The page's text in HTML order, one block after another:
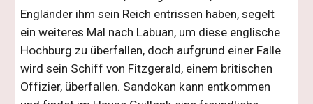
Engländer ihm sein Reich entrissen haben, segelt
ein weiteres Mal nach Labuan, um diese englische
Hochburg zu überfallen, doch aufgrund einer Falle
wird sein Schiff von Fitzgerald, einem britischen
Offizier, überfallen. Sandokan kann entkommen